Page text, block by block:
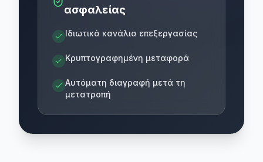
ασφαλείας
Ιδιωτικά κανάλια επεξεργασίας
Κρυπτογραφημένη μεταφορά
Αυτόματη διαγραφή μετά τη
μετατροπή